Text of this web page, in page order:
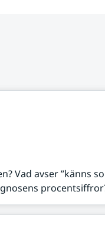
Vad avser ”känns